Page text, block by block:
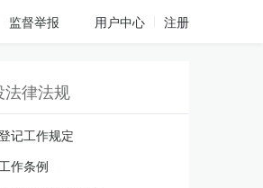
监督举报 用户中心 注册
法律法规
记工作规定
作条例